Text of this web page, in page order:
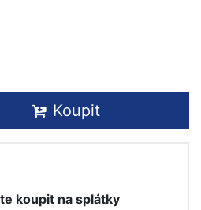
Koupit
koupit na splátky